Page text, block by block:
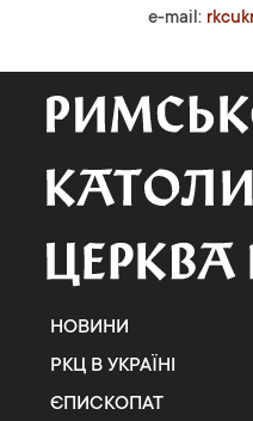
e-mail:
НОВИНИ
РКЦ В УКРАЇНІ
ЄПИСКОПАТ